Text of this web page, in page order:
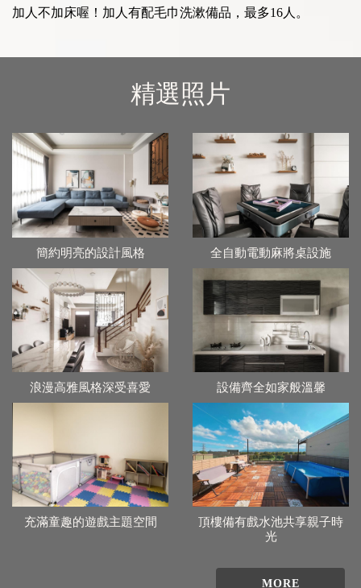
加人不加床喔！加人有配毛巾洗漱備品，最多16人。
精選照片
簡約明亮的設計風格 全自動電動麻將桌設施
浪漫高雅風格深受喜愛 設備齊全如家般溫馨
充滿童趣的遊戲主題空間
頂樓備有戲水池共享親子時
光
MORE